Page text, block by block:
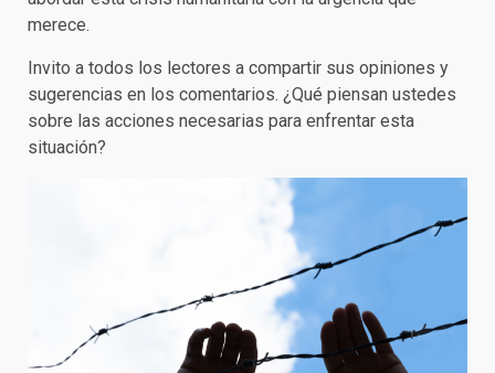
merece.
Invito a todos los lectores a compartir sus opiniones y
sugerencias en los comentarios. ¿Qué piensan ustedes
sobre las acciones necesarias para enfrentar esta
situación?